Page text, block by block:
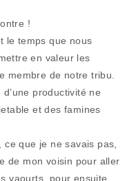
!
le temps que nous
en valeur les
membre de notre tribu.
productivité ne
et des famines
que je ne savais pas,
de mon voisin pour aller
yaourts, pour ensuite